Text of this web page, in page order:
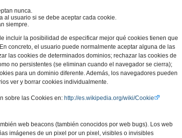
nunca.
al usuario si se debe aceptar cada cookie.
siempre.
incluir la posibilidad de especificar mejor qué cookies tienen que
concreto, el usuario puede normalmente aceptar alguna de las
las cookies de determinados dominios; rechazar las cookies de
no persistentes (se eliminan cuando el navegador se cierra);
para un dominio diferente. Además, los navegadores pueden
ver y borrar cookies individualmente.
sobre las Cookies en: http://es.wikipedia.org/wiki/Cookie
web beacons (también conocidos por web bugs). Los web
imágenes de un pixel por un pixel, visibles o invisibles